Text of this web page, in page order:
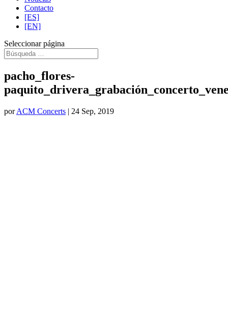
Contacto
[ES]
[EN]
Seleccionar página
pacho_flores-
porACM Concerts | 24 Sep, 2019